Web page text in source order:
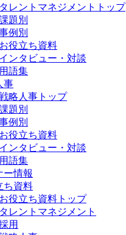
タレントマネジメントトップ
題別
例別
お役立ち資料
インタビュー・対談
用語集
事
略人事トップ
題別
例別
お役立ち資料
インタビュー・対談
用語集
ー情報
ち資料
お役立ち資料トップ
タレントマネジメント
用